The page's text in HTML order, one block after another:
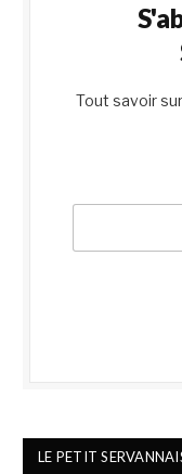
Tout savoir
E
a
LE PETIT